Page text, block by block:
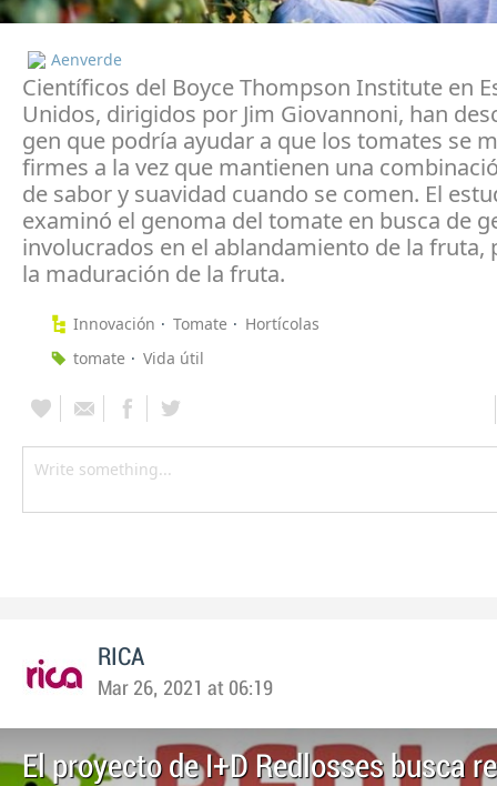
Aenverde
Científicos del Boyce Thompson Institute en
Unidos, dirigidos por Jim Giovannoni, han
gen que podría ayudar a que los tomates se
firmes a la vez que mantienen una
de sabor y suavidad cuando se comen. El
examinó el genoma del tomate en busca de
involucrados en el ablandamiento de la fruta,
la maduración de la fruta.
Innovación Tomate
Hortícolas
tomate
Vida útil
RICA
Mar 26, 2021 at 06:19
El proyecto de I+D Redlosses busca